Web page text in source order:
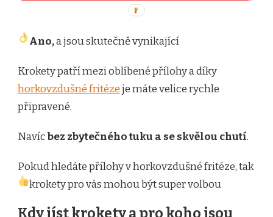
Ano,a jsou skutečně vynikající
Krokety patří mezi oblíbené přílohy a díky
horkovzdušné fritézeje máte velice rychle
připravené.
Navícbez zbytečného tuku a se skvělou chutí.
Pokud hledáte přílohy v horkovzdušné fritéze, tak
krokety pro vás mohou být super volbou
Kdy jíst krokety a pro koho jsou